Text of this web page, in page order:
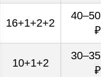
16+1+2+2
₽
10+1+2
₽